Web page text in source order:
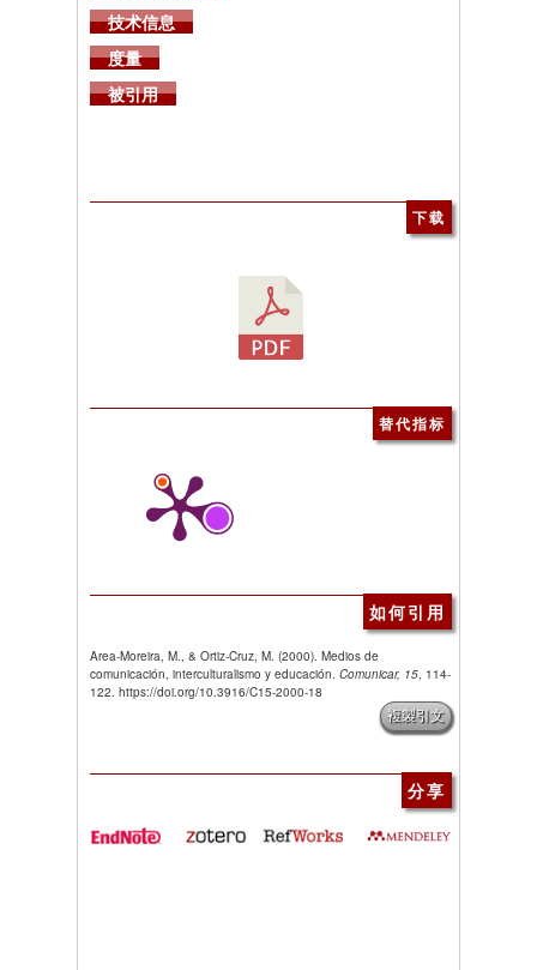
技术信息
度量
被引用
下载
替代指标
如何引用
Area-Moreira, M., & Ortiz-Cruz, M. (2000). Medios de
comunicación, interculturalismo y educación. Comunicar, 15, 114-
122. https://doi.org/10.3916/C15-2000-18
複製引文
分享